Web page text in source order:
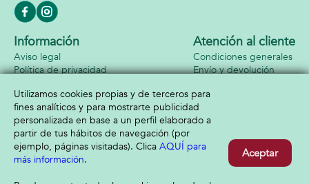
Información
Aviso legal
Política de privacidad
Atención al cliente
Condiciones generales
Envío y devolución
Formas de pago
Utilizamos cookies propias y de terceros para
fines analíticos y para mostrarte publicidad
personalizada en base a un perfil elaborado a
partir de tus hábitos de navegación (por
ejemplo, páginas visitadas). Clica AQUÍ para
más información.
Aceptar